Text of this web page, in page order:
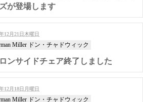
が登場します
12月21日木曜日
Miller ドン・チャドウィック
ンサイドチェア終了しました
12月18日月曜日
Miller ドン・チャドウィック